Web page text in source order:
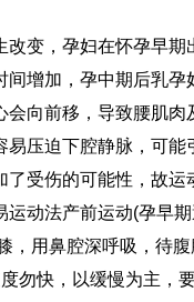
变，孕妇在怀孕早期
间增加，孕中期后乳孕
会向前移，导致腰肌肉
易压迫下腔静脉，可能
了受伤的可能性，故运
运动法产前运动(孕早
，用鼻腔深呼吸，待
勿快，以缓慢为主，